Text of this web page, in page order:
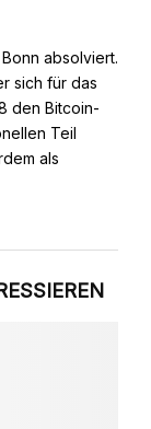
absolviert.
sich für das
den Bitcoin-
Teil
als